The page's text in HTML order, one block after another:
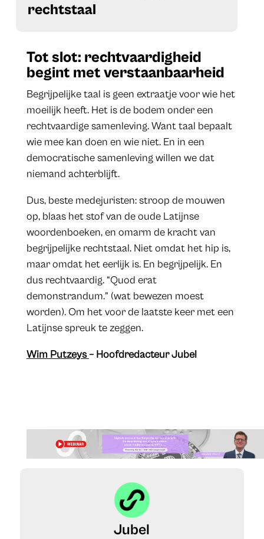
rechtstaal
Tot slot: rechtvaardigheid
begint met verstaanbaarheid
Begrijpelijke taal is geen extraatje voor wie het
moeilijk heeft. Het is de bodem onder een
rechtvaardige samenleving. Want taal bepaalt
wie mee kan doen en wie niet. En in een
democratische samenleving willen we dat
niemand achterblijft.
Dus, beste medejuristen: stroop de mouwen
op, blaas het stof van de oude Latijnse
woordenboeken, en omarm de kracht van
begrijpelijke rechtstaal. Niet omdat het hip is,
maar omdat het eerlijk is. En begrijpelijk. En
dus rechtvaardig. “Quod erat
demonstrandum.” (wat bewezen moest
worden). Om het voor de laatste keer met een
Latijnse spreuk te zeggen.
Wim Putzeys– Hoofdredacteur Jubel
Jubel